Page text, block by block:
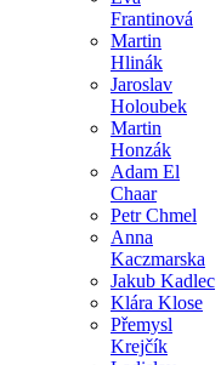
Frantinová
Martin
Hlinák
Jaroslav
Holoubek
Martin
Honzák
Adam El
Chaar
Petr Chmel
Anna
Kaczmarska
Jakub Kadlec
Klára Klose
Přemysl
Krejčík